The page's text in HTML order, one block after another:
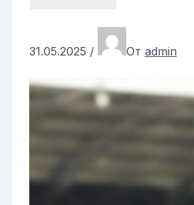
31.05.2025 / От admin